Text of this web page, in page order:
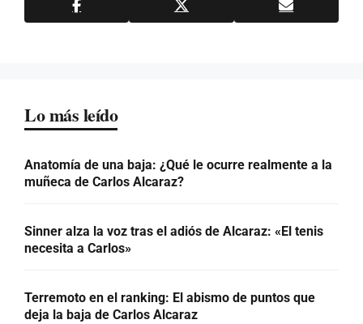
Lo más leído
Anatomía de una baja: ¿Qué le ocurre realmente a la
muñeca de Carlos Alcaraz?
Sinner alza la voz tras el adiós de Alcaraz: «El tenis
necesita a Carlos»
Terremoto en el ranking: El abismo de puntos que
deja la baja de Carlos Alcaraz